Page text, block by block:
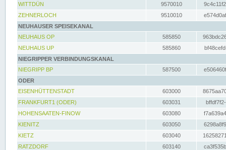
WITTDÜN
9570010
ZEHNERLOCH
9510010
NEUHAUSER SPEISEKANAL
NEUHAUS OP
585850
NEUHAUS UP
585860
NIEGRIPPER VERBINDUNGSKANAL
NIEGRIPP BP
587500
ODER
EISENHÜTTENSTADT
603000
FRANKFURT1 (ODER)
603031
HOHENSAATEN-FINOW
603080
KIENITZ
603050
KIETZ
603040
RATZDORF
603140